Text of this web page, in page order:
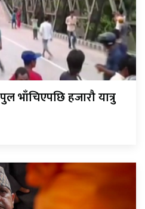
भाँचिएपछि हजारौ यात्रु